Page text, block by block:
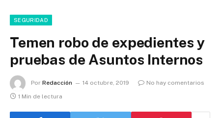
SEGURIDAD
Temen robo de expedientes y
pruebas de Asuntos Internos
Por Redacción 14 octubre, 2019
No hay comentarios
1 Min de lectura